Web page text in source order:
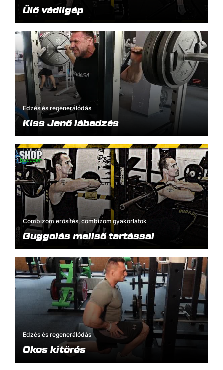
Ülő vádligép
Edzés és regenerálódás
Kiss Jenő lábedzés
Combizom erősítés, combizom gyakorlatok
Guggolás mellső tartással
Edzés és regenerálódás
Okos kitörés